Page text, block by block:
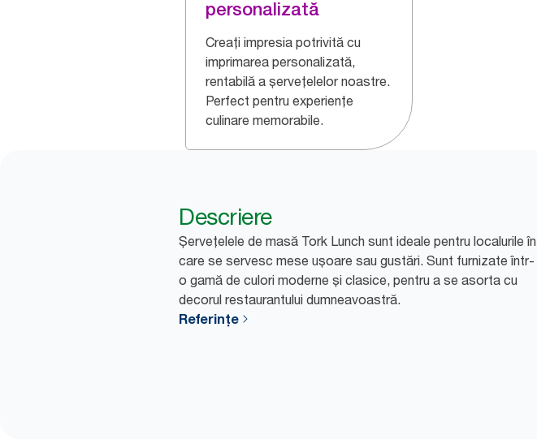
personalizată
Creați impresia potrivită cu
imprimarea personalizată,
rentabilă a șervețelelor noastre.
Perfect pentru experiențe
culinare memorabile.
Descriere
Șervețelele de masă Tork Lunch sunt ideale pentru localurile în
care se servesc mese ușoare sau gustări. Sunt furnizate într-
o gamă de culori moderne și clasice, pentru a se asorta cu
decorul restaurantului dumneavoastră.
Referințe